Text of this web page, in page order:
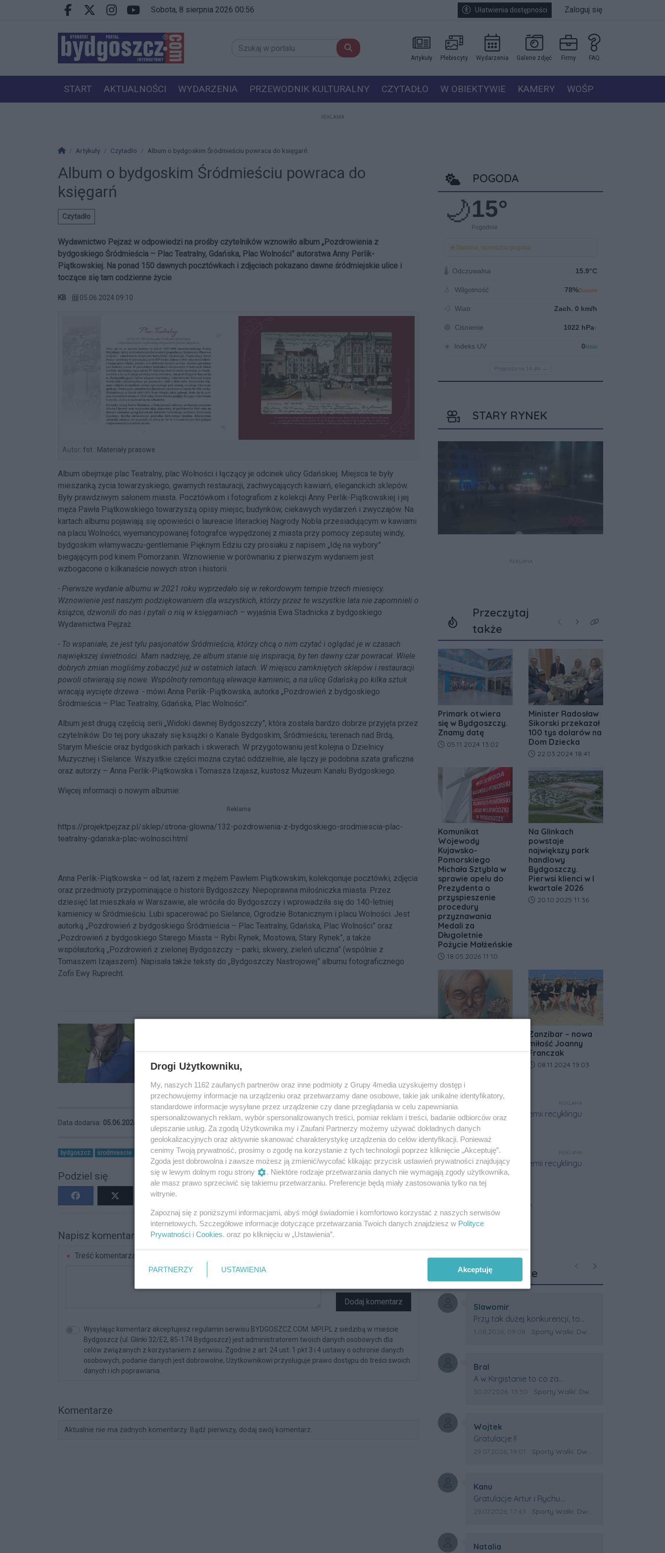
Przejdź do głównych treści
Przejdź do wyszukiwarki
Przejdź do głównego menu
Facebook.com
X.comInstagram.com
Youtube.com
sobota, 8 sierpnia 2026 00:56 Ułatwienia dostępności Zaloguj się
Artykuły Plebiscyty Wydarzenia Galerie zdjęć Firmy FAQ
START AKTUALNOŚCI WYDARZENIA PRZEWODNIK KULTURALNY CZYTADŁO W OBIEKTYWIE KAMERY WOŚP
REKLAMA
Strona główna
Artykuły Czytadło Album o bydgoskim Śródmieściu powraca do księgarń
Album o bydgoskim Śródmieściu powraca do
księgarń
Czytadło
Wydawnictwo Pejzaż w odpowiedzi na prośby czytelników wznowiło album „Pozdrowienia z
bydgoskiego Śródmieścia – Plac Teatralny, Gdańska, Plac Wolności” autorstwa Anny Perlik-
Piątkowskiej. Na ponad 150 dawnych pocztówkach i zdjęciach pokazano dawne śródmiejskie ulice i
toczące się tam codzienne życie
KB 05.06.2024 09:10
Autor: fot.: Materiały prasowe
Album obejmuje plac Teatralny, plac Wolności i łączący je odcinek ulicy Gdańskiej. Miejsca te były
mieszanką życia towarzyskiego, gwarnych restauracji, zachwycających kawiarń, eleganckich sklepów.
Były prawdziwym salonem miasta. Pocztówkom i fotografiom z kolekcji Anny Perlik-Piątkowskiej i jej
męża Pawła Piątkowskiego towarzyszą opisy miejsc, budynków, ciekawych wydarzeń i zwyczajów. Na
kartach albumu pojawiają się opowieści o laureacie literackiej Nagrody Nobla przesiadującym w kawiarni
na placu Wolności, wyemancypowanej fotografce wypędzonej z miasta przy pomocy zepsutej windy,
bydgoskim włamywaczu-gentlemanie Pięknym Edziu czy prosiaku z napisem „Idę na wybory”
biegającym pod kinem Pomorzanin. Wznowienie w porównaniu z pierwszym wydaniem jest
wzbogacone o kilkanaście nowych stron i historii.
- Pierwsze wydanie albumu w 2021 roku wyprzedało się w rekordowym tempie trzech miesięcy.
Wznowienie jest naszym podziękowaniem dla wszystkich, którzy przez te wszystkie lata nie zapomnieli o
książce, dzwonili do nas i pytali o nią w księgarniach – wyjaśnia Ewa Stadnicka z bydgoskiego
Wydawnictwa Pejzaż.
- To wspaniałe, że jest tylu pasjonatów Śródmieścia, którzy chcą o nim czytać i oglądać je w czasach
największej świetności. Mam nadzieję, że album stanie się inspiracja, by ten dawny czar powracał. Wiele
dobrych zmian mogliśmy zobaczyć już w ostatnich latach. W miejscu zamkniętych sklepów i restauracji
powoli otwierają się nowe. Wspólnoty remontują elewacje kamienic, a na ulicę Gdańską po kilka sztuk
wracają wycięte drzewa - mówi Anna Perlik-Piątkowska, autorka „Pozdrowień z bydgoskiego
Śródmieścia – Plac Teatralny, Gdańska, Plac Wolności”.
Album jest drugą częścią serii „Widoki dawnej Bydgoszczy”, która została bardzo dobrze przyjęta przez
czytelników. Do tej pory ukazały się książki o Kanale Bydgoskim, Śródmieściu, terenach nad Brdą,
Starym Mieście oraz bydgoskich parkach i skwerach. W przygotowaniu jest kolejna o Dzielnicy
Muzycznej i Sielance. Wszystkie części można czytać oddzielnie, ale łączy je podobna szata graficzna
oraz autorzy – Anna Perlik-Piątkowska i Tomasza Izajasz, kustosz Muzeum Kanału Bydgoskiego.
Więcej informacji o nowym albumie:
Reklama
https://projektpejzaz.pl/sklep/strona-glowna/132-pozdrowienia-z-bydgoskiego-srodmiescia-plac-
teatralny-gdanska-plac-wolnosci.html
Anna Perlik-Piątkowska – od lat, razem z mężem Pawłem Piątkowskim, kolekcjonuje pocztówki, zdjęcia
oraz przedmioty przypominające o historii Bydgoszczy. Niepoprawna miłośniczka miasta. Przez
dziesięć lat mieszkała w Warszawie, ale wróciła do Bydgoszczy i wprowadziła się do 140-letniej
kamienicy w Śródmieściu. Lubi spacerować po Sielance, Ogrodzie Botanicznym i placu Wolności. Jest
autorką „Pozdrowień z bydgoskiego Śródmieścia – Plac Teatralny, Gdańska, Plac Wolności” oraz
„Pozdrowień z bydgoskiego Starego Miasta – Rybi Rynek, Mostowa, Stary Rynek”, a także
współautorką „Pozdrowień z zielonej Bydgoszczy – parki, skwery, zieleń uliczna” (wspólnie z
Tomaszem Izajaszem). Napisała także teksty do „Bydgoszczy Nastrojowej” albumu fotograficznego
Zofii Ewy Ruprecht.
Data dodania: 05.06.2024 09:10 Wyświetleń: 520
bydgoszcz srodmiescie czytelnictwo
Podziel się Oceń
Napisz komentarz
Treść komentarza
Dodaj komentarz
Wysyłając komentarz akceptujesz regulamin serwisu BYDGOSZCZ.COM. MPI.PL z siedzibą w mieście
Bydgoszcz (ul. Glinki 32/E2, 85-174 Bydgoszcz) jest administratorem twoich danych osobowych dla
celów związanych z korzystaniem z serwisu. Zgodnie z art. 24 ust. 1 pkt 3 i 4 ustawy o ochronie danych
osobowych, podanie danych jest dobrowolne, Użytkownikowi przysługuje prawo dostępu do treści swoich
danych i ich poprawiania.
Komentarze
Aktualnie nie ma żadnych komentarzy. Bądź pierwszy, dodaj swój komentarz.
POGODA
STARY RYNEK
REKLAMA
Przeczytaj
także
Poprzednie
NastępneKliknij aby zobaczyć
Primark otwiera
się w Bydgoszczy.
Znamy datę
Data dodania artykułu:
05.11.2024 13:02
Minister Radosław
Sikorski przekazał
100 tys dolarów na
Dom Dziecka
Data dodania artykułu:
22.03.2024 18:41
Komunikat
Wojewody
Kujawsko-
Pomorskiego
Michała Sztybla w
sprawie apelu do
Prezydenta o
przyspieszenie
procedury
przyznawania
Medali za
Długoletnie
Pożycie Małżeńskie
Data dodania artykułu:
18.05.2026 11:10
Na Glinkach
powstaje
największy park
handlowy
Bydgoszczy.
Pierwsi klienci w I
kwartale 2026
Data dodania artykułu:
20.10.2025 11:36
Zanzibar – nowa
miłość Joanny
Franczak
Data dodania artykułu:
08.11.2024 19:03
REKLAMA
REKLAMA
REKLAMA
Ostatnie
komentarze
PoprzednieNastępne
Autor komentarza:
Slawomir
Treść komentarza:
Przy tak dużej konkurencji, to
wielki sukces Artura. Gratulacje !
Data dodania komentarza:
1.08.2026, 09:08 Źródło komentarza:
Sporty Walki: Dwa medale za oceanem
Autor komentarza:
Bral
Treść komentarza:
A w Kirgistanie to co za
Mistrzostwa Swiata?
Data dodania komentarza:
30.07.2026, 13:50 Źródło komentarza:
Sporty Walki: Dwa medale za oceanem
Autor komentarza:
Wojtek
Treść komentarza:
Gratulacje !!
Data dodania komentarza:
29.07.2026, 19:01 Źródło komentarza:
Sporty Walki: Dwa medale za oceanem
Autor komentarza:
Kanu
Treść komentarza:
Gratulacje Artur i Rychu.
Powodzenia dla Kirgistanu.
Data dodania komentarza:
29.07.2026, 17:43 Źródło komentarza:
Sporty Walki: Dwa medale za oceanem
Autor komentarza:
Natalia
Drogi Użytkowniku,
My, naszych 1162 zaufanych partnerów oraz inne podmioty z Grupy 4media uzyskujemy dostęp i
przechowujemy informacje na urządzeniu oraz przetwarzamy dane osobowe, takie jak unikalne identyfikatory,
standardowe informacje wysyłane przez urządzenie czy dane przeglądania w celu zapewniania
spersonalizowanych reklam, wybór spersonalizowanych treści, pomiar reklam i treści, badanie odbiorców oraz
ulepszanie usług. Za zgodą Użytkownika my i Zaufani Partnerzy możemy używać dokładnych danych
geolokalizacyjnych oraz aktywnie skanować charakterystykę urządzenia do celów identyfikacji. Ponieważ
cenimy Twoją prywatność, prosimy o zgodę na korzystanie z tych technologii poprzez kliknięcie „Akceptuję”.
Zgoda jest dobrowolna i zawsze możesz ją zmienić/wycofać klikając przycisk ustawień prywatności znajdujący
się w lewym dolnym rogu strony
. Niektóre rodzaje przetwarzania danych nie wymagają zgody użytkownika,
ale masz prawo sprzeciwić się takiemu przetwarzaniu. Preferencje będą miały zastosowania tylko na tej
witrynie.
Zapoznaj się z poniższymi informacjami, abyś mógł świadomie i komfortowo korzystać z naszych serwisów
internetowych. Szczegółowe informacje dotyczące przetwarzania Twoich danych znajdziesz w Polityce
Prywatności i Cookies. oraz po kliknięciu w „Ustawienia”.
PARTNERZY USTAWIENIA Akceptuję